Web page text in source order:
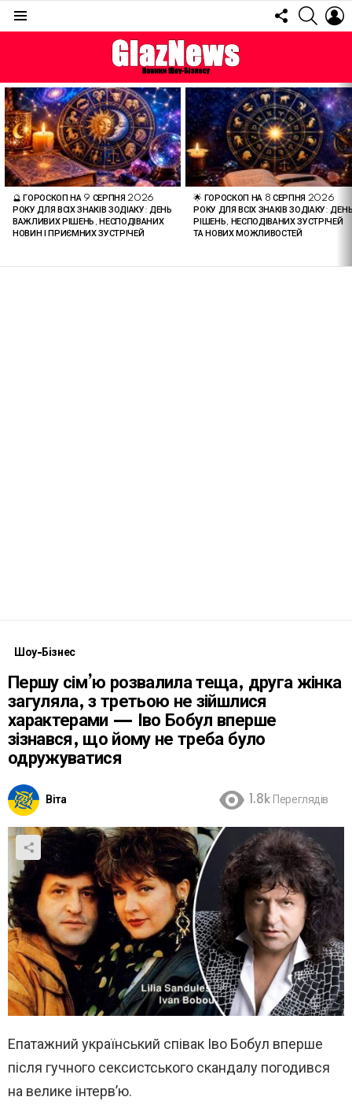
FOLLOW
US
ОСТАННІ
СТАТТІ
🔮 ГОРОСКОП НА 9 СЕРПНЯ 2026
РОКУ ДЛЯ ВСІХ ЗНАКІВ ЗОДІАКУ: ДЕНЬ
ВАЖЛИВИХ РІШЕНЬ, НЕСПОДІВАНИХ
НОВИН І ПРИЄМНИХ ЗУСТРІЧЕЙ
🌟 ГОРОСКОП НА 8 СЕРПНЯ 2026
РОКУ ДЛЯ ВСІХ ЗНАКІВ ЗОДІАКУ:
РІШЕНЬ, НЕСПОДІВАНИХ ЗУСТРІЧЕЙ
ТА НОВИХ МОЖЛИВОСТЕЙ
Шоу-Бізнес
Першу сім’ю розвалила теща, друга жінка
загуляла, з третьою не зійшлися
характерами — Іво Бобул вперше
зізнався, що йому не треба було
одружуватися
Віта 1.8k Переглядів
Епатажний український співак Іво Бобул вперше
після гучного сексистського скандалу погодився
на велике інтерв’ю.